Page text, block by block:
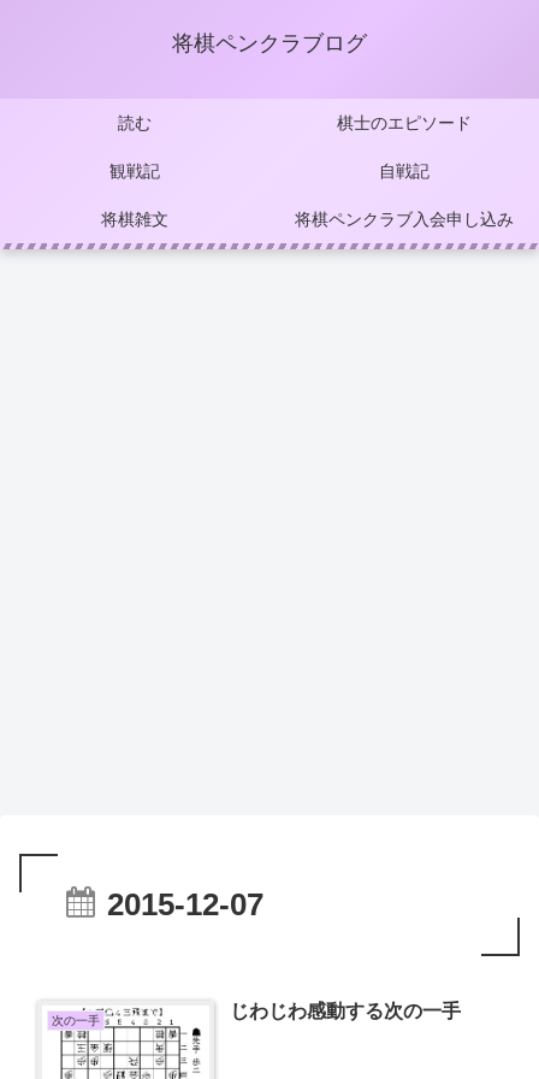
将棋ペンクラブログ
読む 棋士のエピソード
観戦記 自戦記
将棋雑文 将棋ペンクラブ入会申し込み
2015-12-07
次の一手 じわじわ感動する次の一手